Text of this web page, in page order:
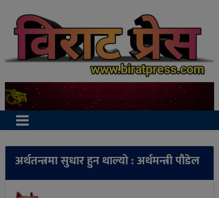
अर्थतन्त्रमा सुधार हुन थाल्यो : अर्थमन्त्री पौडेल